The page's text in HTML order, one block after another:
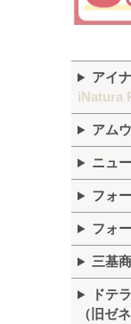
アイ
iNatura
アム
ニュ
フォ
フォ
三基
ドテラ
（旧ゼ